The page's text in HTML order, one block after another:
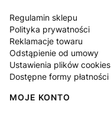
Regulamin sklepu
Polityka prywatności
Reklamacje towaru
Odstąpienie od umowy
Ustawienia plików cookies
Dostępne formy płatności
MOJE KONTO